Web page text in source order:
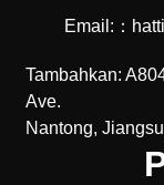
Email:：
Tambahkan:
Ave.
Nantong,